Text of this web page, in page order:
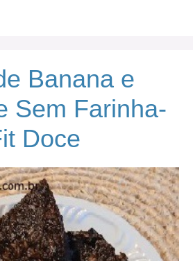
Banana e
Sem Farinha-
Doce